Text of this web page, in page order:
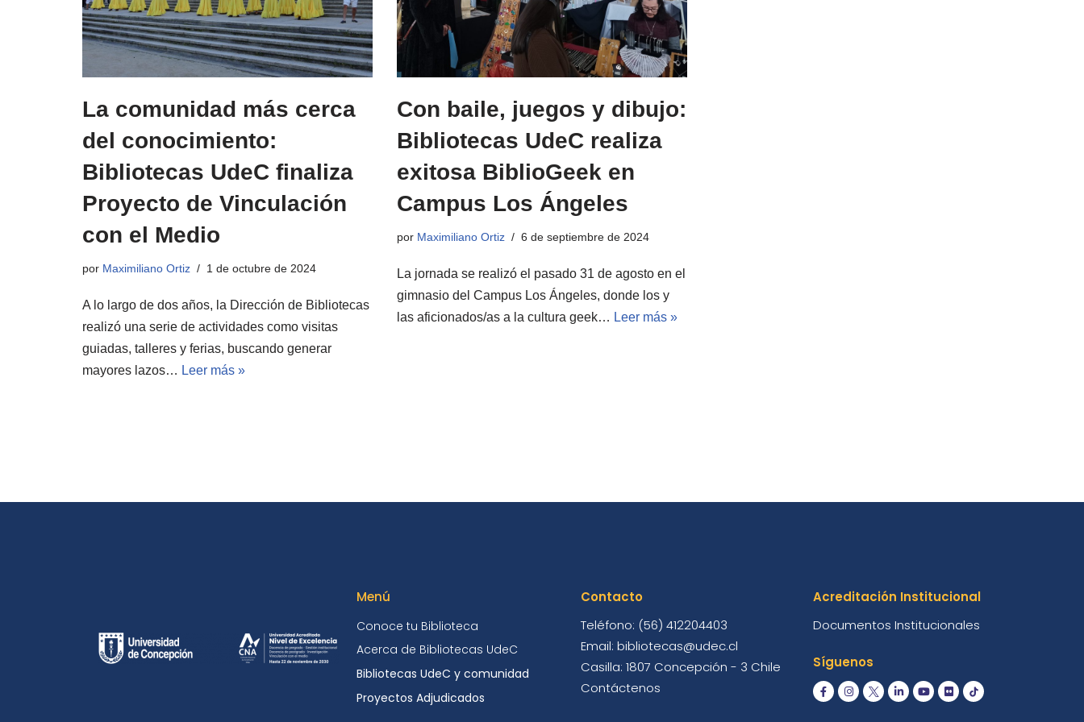
La comunidad más cerca
del conocimiento:
Bibliotecas UdeC finaliza
Proyecto de Vinculación
con el Medio
por Maximiliano Ortiz 1 de octubre de 2024
A lo largo de dos años, la Dirección de Bibliotecas
realizó una serie de actividades como visitas
guiadas, talleres y ferias, buscando generar
mayores lazos… Leer más »
Con baile, juegos y dibujo:
Bibliotecas UdeC realiza
exitosa BiblioGeek en
Campus Los Ángeles
por Maximiliano Ortiz 6 de septiembre de 2024
La jornada se realizó el pasado 31 de agosto en el
gimnasio del Campus Los Ángeles, donde los y
las aficionados/as a la cultura geek… Leer más »
Menú
Conoce tu Biblioteca
Acerca de Bibliotecas UdeC
Bibliotecas UdeC y comunidad
Proyectos Adjudicados
Contacto
Teléfono: (56) 412204403
Email: bibliotecas@udec.cl
Casilla: 1807 Concepción - 3 Chile
Contáctenos
Acreditación Institucional
Documentos Institucionales
Síguenos